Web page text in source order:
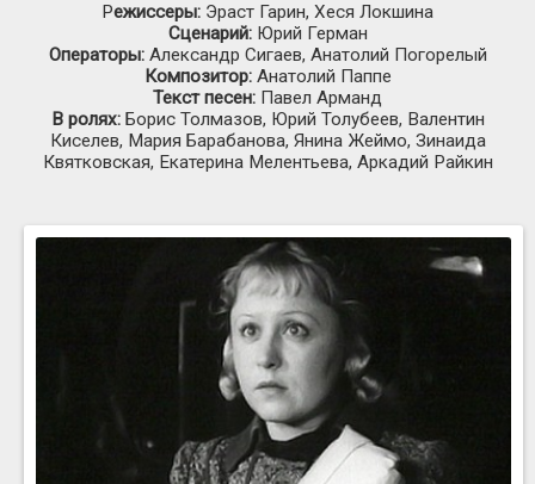
Режиссеры: Эраст Гарин, Хеся Локшина
Сценарий:Юрий Герман
Операторы:Александр Сигаев, Анатолий Погорелый
Композитор:Анатолий Паппе
Текст песен: Павел Арманд
В ролях:Борис Толмазов, Юрий Толубеев, Валентин
Киселев, Мария Барабанова, Янина Жеймо, Зинаида
Квятковская, Екатерина Мелентьева, Аркадий Райкин